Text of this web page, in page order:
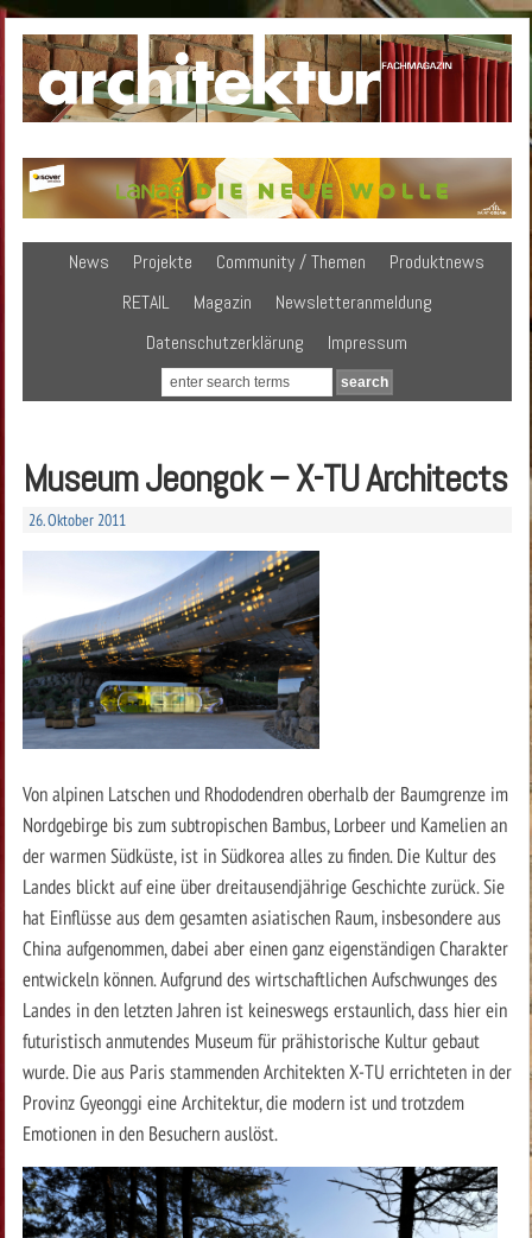
News Projekte Community / Themen
Produktnews
RETAIL
Magazin
Newsletteranmeldung
Datenschutzerklärung
Impressum
Museum Jeongok – X-TU Architects
26. Oktober 2011
Von alpinen Latschen und Rhododendren oberhalb der Baumgrenze im
Nordgebirge bis zum subtropischen Bambus, Lorbeer und Kamelien an
der warmen Südküste, ist in Südkorea alles zu finden. Die Kultur des
Landes blickt auf eine über dreitausendjährige Geschichte zurück. Sie
hat Einflüsse aus dem gesamten asiatischen Raum, insbesondere aus
China aufgenommen, dabei aber einen ganz eigenständigen Charakter
entwickeln können. Aufgrund des wirtschaftlichen Aufschwunges des
Landes in den letzten Jahren ist keineswegs erstaunlich, dass hier ein
futuristisch anmutendes Museum für prähistorische Kultur gebaut
wurde. Die aus Paris stammenden Architekten X-TU errichteten in der
Provinz Gyeonggi eine Architektur, die modern ist und trotzdem
Emotionen in den Besuchern auslöst.